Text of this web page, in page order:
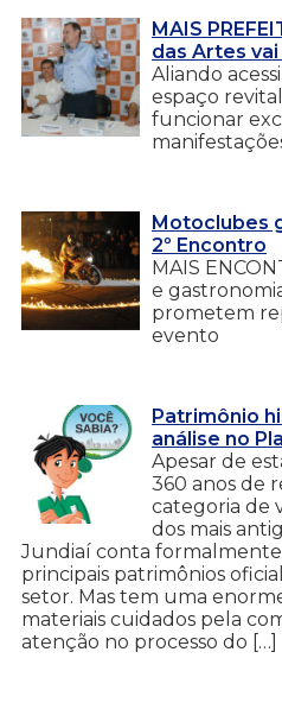
MAIS
das Artes
Aliando
espaço
funcionar
Motoclubes
2º Encontro
MAIS
e
prometem
evento
Patrimônio
análise no
Apesar de
360 anos de
categoria de
dos mais
Jundiaí conta formalmente
principais patrimônios
setor. Mas tem uma
materiais cuidados pela
atenção no processo do […]